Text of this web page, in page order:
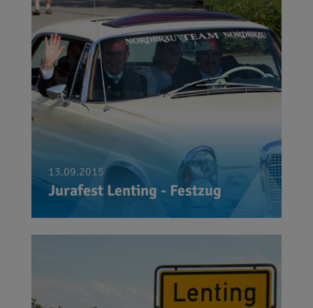
13.09.2015
Jurafest Lenting - Festzug